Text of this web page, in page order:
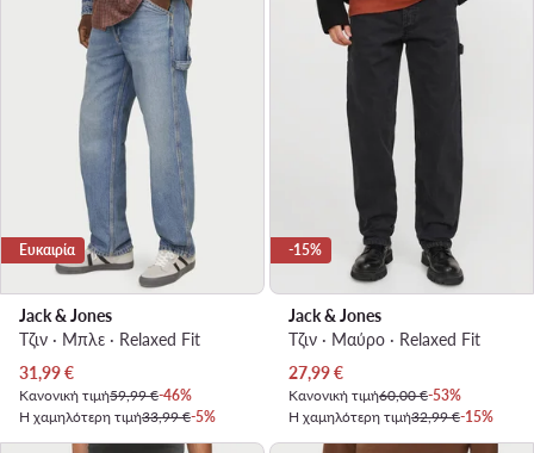
Ευκαιρία
Jack & Jones
Τζιν · Μπλε · Relaxed Fit
Τρέχουσα τιμή
31,99€
Κανονική τιμή59,99 €-46%
Η χαμηλότερη τιμή33,99 €-5%
-15%
Jack & Jones
Τζιν · Μαύρο · Relaxed Fit
Τρέχουσα τιμή
27,99€
Κανονική τιμή60,00 €-53%
Η χαμηλότερη τιμή32,99 €-15%